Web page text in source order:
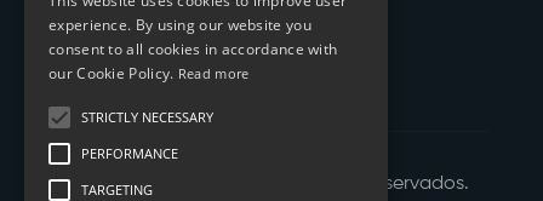
Termos de Serviço
Cookies
©2026XTYL - Todos os Direitos Reservados.
experience. By using our website you
consent to all cookies in accordance with
our Cookie Policy. Read more
STRICTLY NECESSARY
PERFORMANCE
TARGETING